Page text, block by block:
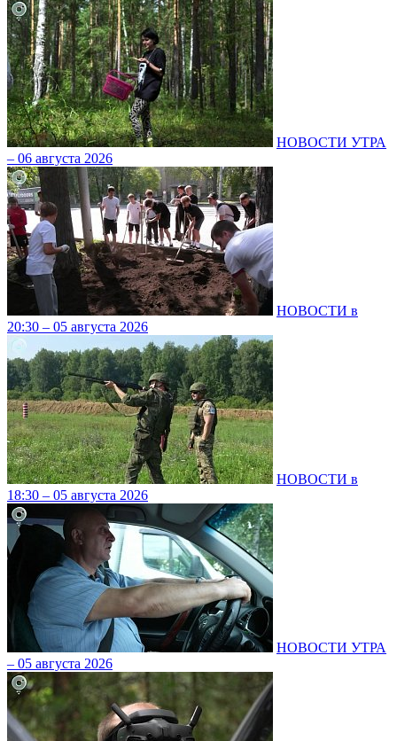
НОВОСТИ УТРА
– 06 августа 2026
НОВОСТИ в
20:30 – 05 августа 2026
НОВОСТИ в
18:30 – 05 августа 2026
НОВОСТИ УТРА
– 05 августа 2026